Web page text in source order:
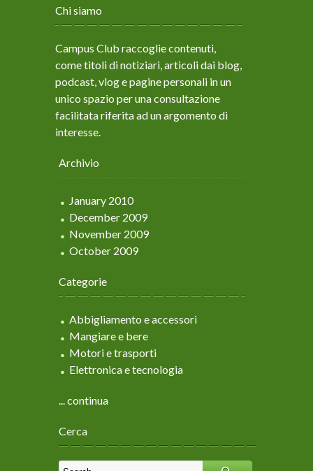
Chi siamo
Campus Club raccoglie contenuti,
come titoli di notiziari, articoli dai blog,
podcast, vlog e pagine personali in un
unico spazio per una consultazione
facilitata riferita ad un argomento di
interesse.
Archivio
January 2010
December 2009
November 2009
October 2009
Categorie
Abbigliamento e accessori
Mangiare e bere
Motori e trasporti
Elettronica e tecnologia
... continua
Cerca